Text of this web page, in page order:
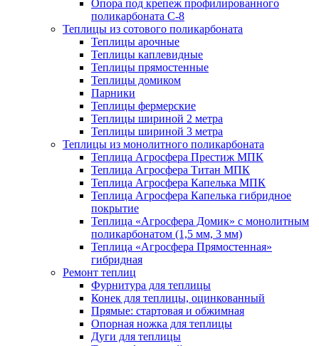
Опора под крепеж профилированного
поликарбоната С-8
Теплицы из сотового поликарбоната
Теплицы арочные
Теплицы каплевидные
Теплицы прямостенные
Теплицы домиком
Парники
Теплицы фермерские
Теплицы шириной 2 метра
Теплицы шириной 3 метра
Теплицы из монолитного поликарбоната
Теплица Агросфера Престиж МПК
Теплица Агросфера Титан МПК
Теплица Агросфера Капелька МПК
Теплица Агросфера Капелька гибридное
покрытие
Теплица «Агросфера Домик» с монолитным
поликарбонатом (1,5 мм, 3 мм)
Теплица «Агросфера Прямостенная»
гибридная
Ремонт теплиц
Фурнитура для теплицы
Конек для теплицы, оцинкованный
Прямые: стартовая и обжимная
Опорная ножка для теплицы
Дуги для теплицы